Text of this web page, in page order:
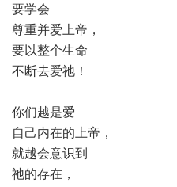
要学会
尊重并爱上帝，
要以整个生命
不断去爱祂！
你们越是爱
自己内在的上帝，
就越会意识到
祂的存在，